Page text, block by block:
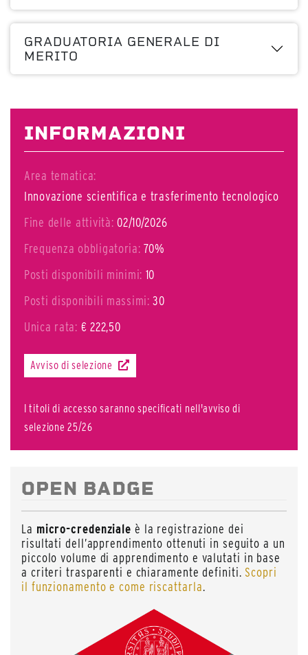
GRADUATORIA GENERALE DI
MERITO
INFORMAZIONI
Area tematica:
Innovazione scientifica e trasferimento tecnologico
Fine delle attività: 02/10/2026
Frequenza obbligatoria: 70%
Posti disponibili minimi: 10
Posti disponibili massimi: 30
Unica rata: € 222,50
Avviso di selezione
I titoli di accesso saranno specificati nell'avviso di
selezione 25/26
OPEN BADGE
La micro-credenziale è la registrazione dei
risultati dell’apprendimento ottenuti in seguito a un
piccolo volume di apprendimento e valutati in base
a criteri trasparenti e chiaramente definiti. Scopri
il funzionamento e come riscattarla.